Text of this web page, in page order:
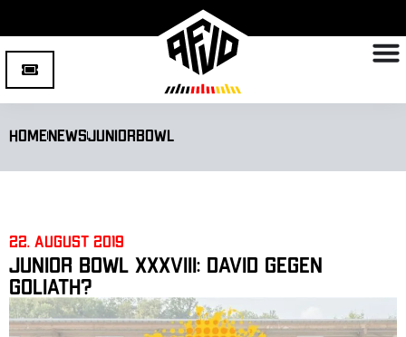
HomeNewsJuniorbowl
22. August 2019
Junior Bowl XXXVIII: David gegen
Goliath?